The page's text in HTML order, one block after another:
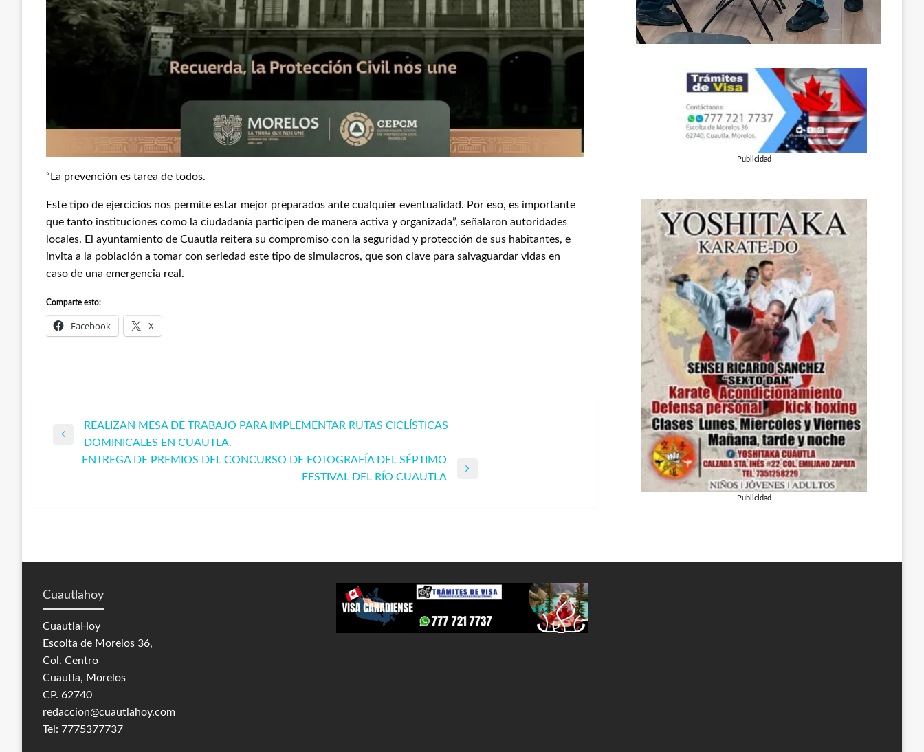
“La prevención es tarea de todos.
Este tipo de ejercicios nos permite estar mejor preparados ante cualquier eventualidad. Por eso, es importante
que tanto instituciones como la ciudadanía participen de manera activa y organizada”, señalaron autoridades
locales. El ayuntamiento de Cuautla reitera su compromiso con la seguridad y protección de sus habitantes, e
invita a la población a tomar con seriedad este tipo de simulacros, que son clave para salvaguardar vidas en
caso de una emergencia real.
Comparte esto:
Facebook X
Navegación
Entrada
anterior
REALIZAN MESA DE TRABAJO PARA IMPLEMENTAR RUTAS CICLÍSTICAS
DOMINICALES EN CUAUTLA.
ENTREGA DE PREMIOS DEL CONCURSO DE FOTOGRAFÍA DEL SÉPTIMO
FESTIVAL DEL RÍO CUAUTLA
Publicidad
Publicidad
Cuautlahoy
CuautlaHoy
Escolta de Morelos 36,
Col. Centro
Cuautla, Morelos
CP. 62740
redaccion@cuautlahoy.com
Tel: 7775377737